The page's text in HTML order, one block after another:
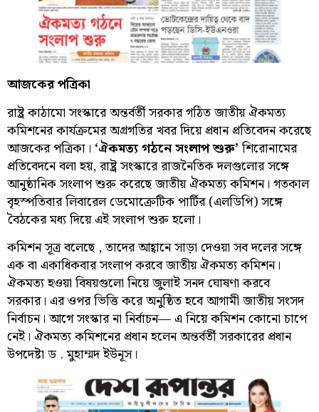
আজকের পত্রিকা
রাষ্ট্র কাঠামো সংস্কারে অন্তর্বর্তী সরকার গঠিত জাতীয় ঐকমত্য
কমিশনের কার্যক্রমের অগ্রগতির খবর দিয়ে প্রধান প্রতিবেদন করেছে
আজকের পত্রিকা। ‘ঐকমত্য গঠনে সংলাপ শুরু’ শিরোনামের
প্রতিবেদনে বলা হয়, রাষ্ট্র সংস্কারে রাজনৈতিক দলগুলোর সঙ্গে
আনুষ্ঠানিক সংলাপ শুরু করেছে জাতীয় ঐকমত্য কমিশন। গতকাল
বৃহস্পতিবার লিবারেল ডেমোক্রেটিক পার্টির (এলডিপি) সঙ্গে
বৈঠকের মধ্য দিয়ে এই সংলাপ শুরু হলো।
কমিশন সূত্র বলেছে , তাদের আহ্বানে সাড়া দেওয়া সব দলের সঙ্গে
এক বা একাধিকবার সংলাপ করবে জাতীয় ঐকমত্য কমিশন।
ঐকমত্য হওয়া বিষয়গুলো নিয়ে জুলাই সনদ ঘোষণা করবে
সরকার। এর ওপর ভিত্তি করে অনুষ্ঠিত হবে আগামী জাতীয় সংসদ
নির্বাচন। আগে সংস্কার না নির্বাচন— এ নিয়ে কমিশন কোনো চাপে
নেই। ঐকমত্য কমিশনের প্রধান হলেন অন্তর্বর্তী সরকারের প্রধান
উপদেষ্টা ড . মুহাম্মদ ইউনূস।